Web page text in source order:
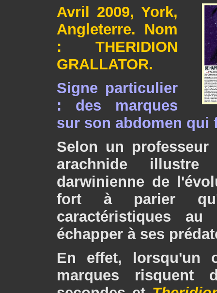
Avril 2009, York,
Angleterre. Nom
: THERIDION
GRALLATOR.
Signe particulier
: des marques
sur son abdomen qui
Selon un
arachnide
darwinienne de
fort à parier
caractéristiques
échapper à ses
En effet, lorsqu'un
marques risquent